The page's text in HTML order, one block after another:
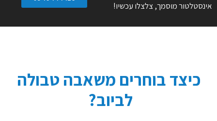
אינסטלטור מוסמך, צלצלו עכשיו!
כיצד בוחרים משאבה טבולה
לביוב?